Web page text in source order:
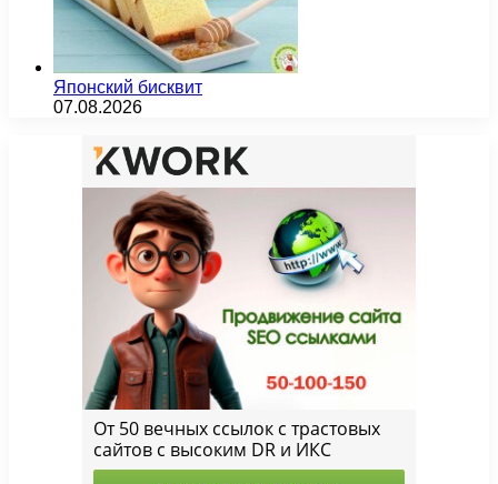
Японский бисквит
07.08.2026